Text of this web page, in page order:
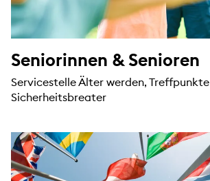
Seniorinnen & Senioren
Servicestelle Älter werden,
Sicherheitsbreater